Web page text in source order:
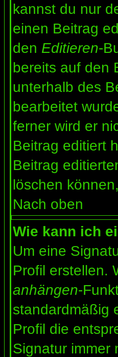
kannst du nur
einen Beitrag
den Editieren-
bereits auf den
unterhalb des
bearbeitet
ferner wird er
Beitrag editiert
Beitrag
löschen
Nach oben
Wie kann ich
Um eine
Profil erstellen.
anhängen-
standardmäßig
Profil die
Signatur immer